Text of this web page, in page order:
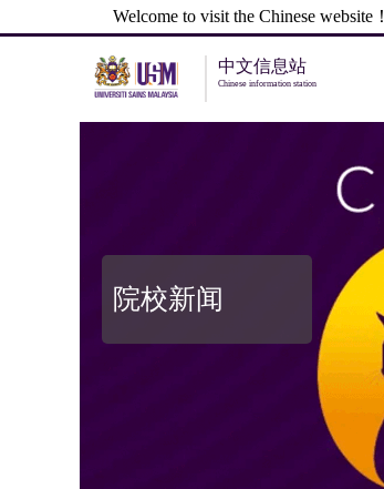
Welcome to visit the Chinese website！
中文信息站
Chinese information station
院校新闻